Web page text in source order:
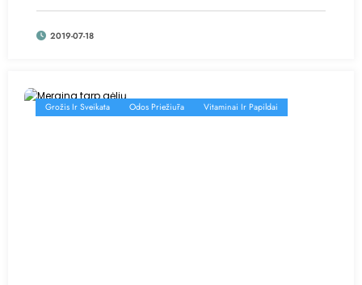
2019-07-18
Grožis Ir Sveikata Odos Priežiūra Vitaminai Ir Papildai